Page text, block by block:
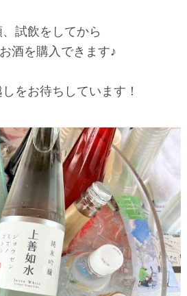
試飲をしてから
酒を購入できます♪
をお待ちしています！